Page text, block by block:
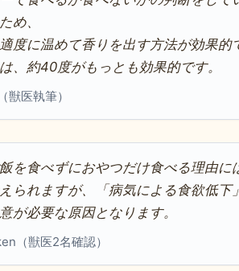
め、
度に温めて香りを出す方法が効果的
、約40度がもっとも効果的です。
医執筆）
を食べずにおやつだけ食べる理由に
られますが、「病気による食欲低下
が必要な原因となります。
（獣医2名確認）